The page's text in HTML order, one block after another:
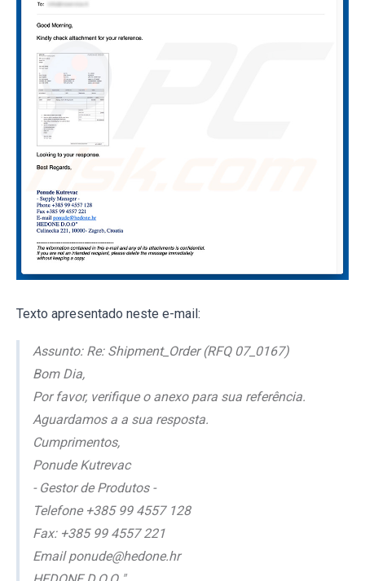
Texto apresentado neste e-mail:
Assunto: Re: Shipment_Order (RFQ 07_0167)
Bom Dia,
Por favor, verifique o anexo para sua referência.
Aguardamos a a sua resposta.
Cumprimentos,
Ponude Kutrevac
- Gestor de Produtos -
Telefone +385 99 4557 128
Fax: +385 99 4557 221
Email ponude@hedone.hr